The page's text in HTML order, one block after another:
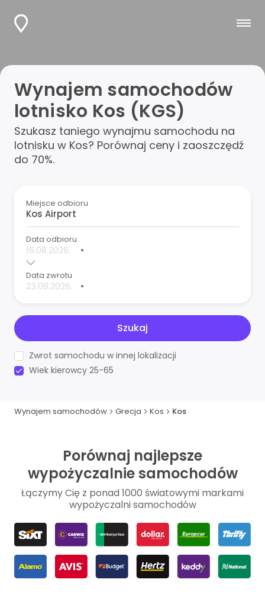
Wynajem samochodów
lotnisko Kos (KGS)
Szukasz taniego wynajmu samochodu na
lotnisku w Kos? Porównaj ceny i zaoszczędź
do 70%.
Miejsce odbioru
Data odbioru
•
Data zwrotu
•
Szukaj
Zwrot samochodu w innej lokalizacji
Wiek kierowcy 25-65
Wynajem samochodów Grecja Kos Kos
Porównaj najlepsze
wypożyczalnie samochodów
Łączymy Cię z ponad 1000 światowymi markami
wypożyczalni samochodów